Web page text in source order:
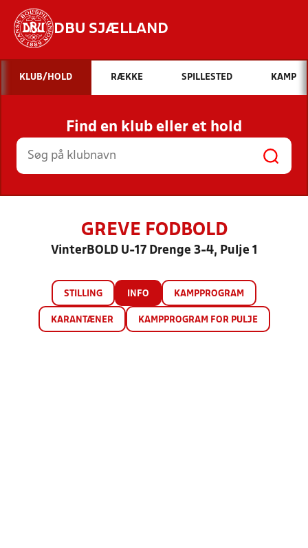
DBU SJÆLLAND
Hvad vil du søge efter?
INDHOLD OG NYHEDER
STILLINGER, RESULTATER, KLUBBER OG
HOLD
KLUB/HOLD RÆKKE SPILLESTED KAMP
Find en klub eller et hold
GREVE FODBOLD
VinterBOLD U-17 Drenge 3-4, Pulje 1
STILLING INFO KAMPPROGRAM
KARANTÆNER KAMPPROGRAM FOR PULJE